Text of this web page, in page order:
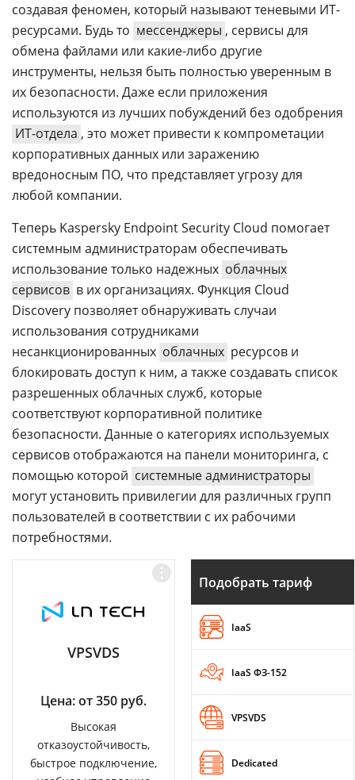
создавая феномен, который называют теневыми ИТ-
ресурсами. Будь то мессенджеры , сервисы для
обмена файлами или какие-либо другие
инструменты, нельзя быть полностью уверенным в
их безопасности. Даже если приложения
используются из лучших побуждений без одобрения
ИТ-отдела , это может привести к компрометации
корпоративных данных или заражению
вредоносным ПО, что представляет угрозу для
любой компании.
Теперь Kaspersky Endpoint Security Cloud помогает
системным администраторам обеспечивать
использование только надежных облачных
сервисов в их организациях. Функция Cloud
Discovery позволяет обнаруживать случаи
использования сотрудниками
несанкционированных облачных ресурсов и
блокировать доступ к ним, а также создавать список
разрешенных облачных служб, которые
соответствуют корпоративной политике
безопасности. Данные о категориях используемых
сервисов отображаются на панели мониторинга, с
помощью которой системные администраторы
могут установить привилегии для различных групп
пользователей в соответствии с их рабочими
потребностями.
VPSVDS
Цена: от 350 руб.
Высокая
отказоустойчивость,
быстрое подключение,
Подобрать тариф
IaaS
IaaS ФЗ-152
VPSVDS
Dedicated